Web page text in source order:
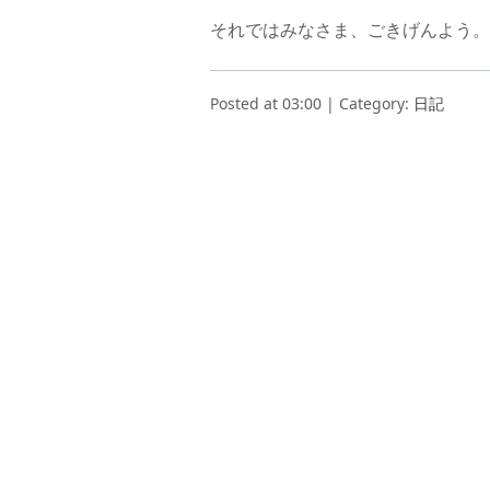
それではみなさま、ごきげんよう。
Posted at 03:00 | Category: 日記